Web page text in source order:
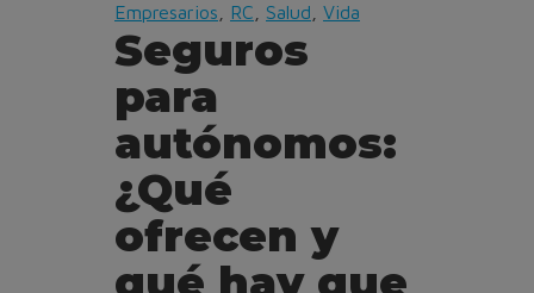
Empresarios
RC Salud Vida
Seguros
para
autónomos:
¿Qué
ofrecen y